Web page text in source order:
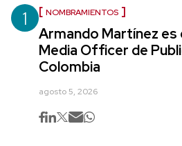
1 NOMBRAMIENTOS
Armando Martínez es
Media Officer de
Colombia
agosto 5, 2026